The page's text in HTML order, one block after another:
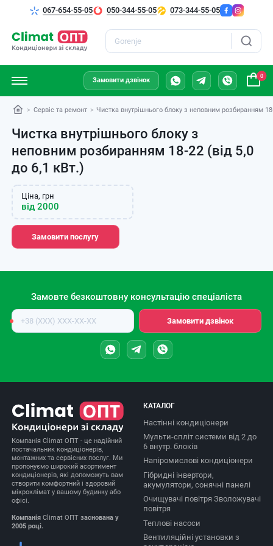
Пошук
067-654-55-05 050-344-55-05 073-344-55-05
Замовити дзвінок
0
Сервіс та ремонт Чистка внутрішнього блоку з неповним розбиранням
Чистка внутрішнього блоку з
неповним розбиранням 18-22 (від 5,0
до 6,1 кВт.)
Ціна, грн
від 2000
Замовити послугу
Замовте безкоштовну консультацію спеціаліста
Номер
телефону
Замовити дзвінок
Компанія Climat ОПТ - це надійний
постачальник кондиціонерів,
монтажних та сервісних послуг. Ми
пропонуємо широкий асортимент
кондиціонерів, які допоможуть вам
створити комфортний і здоровий
мікроклімат у вашому будинку або
офісі.
Компанія Climat ОПТзаснована у
2005 році.
КАТАЛОГ
Настінні кондиціонери
Мульти-спліт системи від 2 до
6 внутр. блоків
Напіромислові кондиціонери
Гібридні інвертори,
акумулятори, сонячні панелі
Очищувачі повітря Зволожувачі
повітря
Теплові насоси
Вентиляційні установки з